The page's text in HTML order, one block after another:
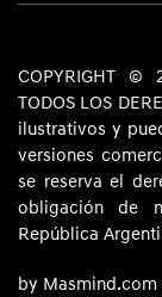
COPYRIGHT ©
TODOS LOS
ilustrativos y
versiones
se reserva el
obligación de
República
by Masmind.com